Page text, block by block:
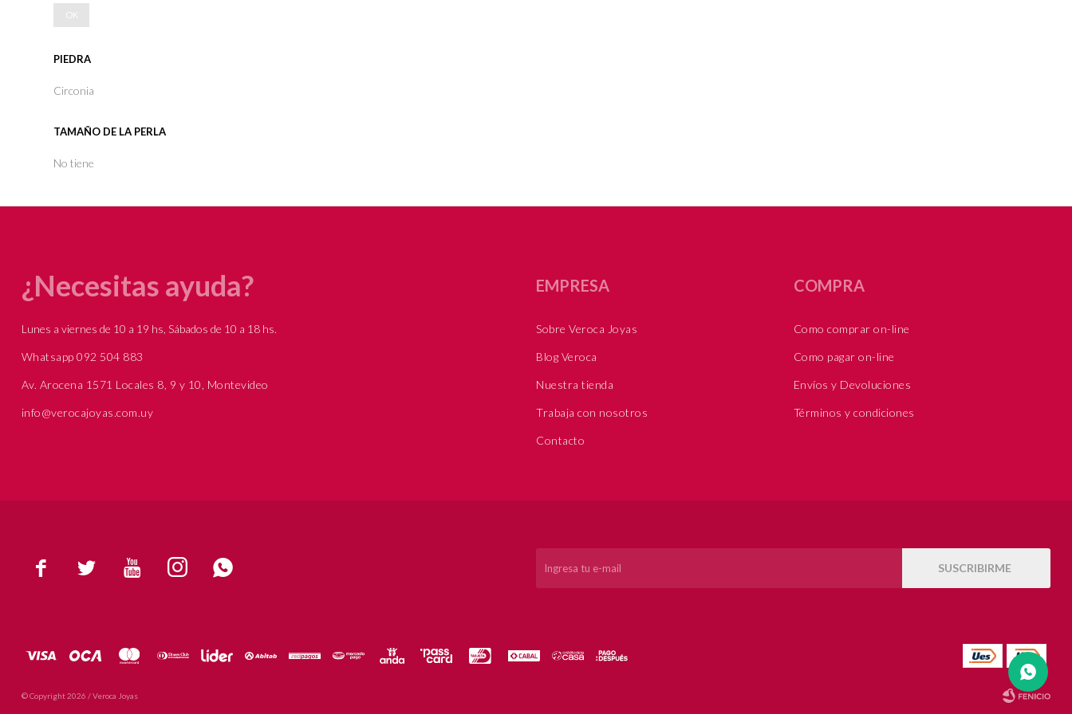
OK
PIEDRA
Circonia
TAMAÑO DE LA PERLA
No tiene
     SUSCRIBIRME
¿Necesitas ayuda?
Lunes a viernes de 10 a 19 hs, Sábados de 10 a 18 hs.
Whatsapp 092 504 883
Av. Arocena 1571 Locales 8, 9 y 10, Montevideo
info@verocajoyas.com.uy
EMPRESA
Sobre Veroca Joyas
Blog Veroca
Nuestra tienda
Trabaja con nosotros
Contacto
COMPRA
Como comprar on-line
Como pagar on-line
Envíos y Devoluciones
Términos y condiciones
© Copyright 2026 / Veroca Joyas